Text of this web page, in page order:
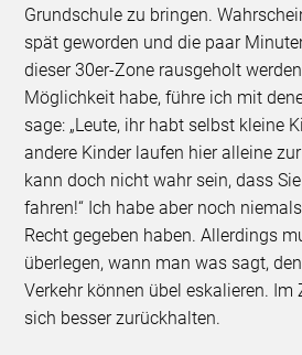
Grundschule zu bringen.
spät geworden und die paar
dieser 30er-Zone rausgeholt
Möglichkeit habe, führe ich mit
sage: „Leute, ihr habt selbst kleine
andere Kinder laufen hier alleine
kann doch nicht wahr sein, dass Sie
fahren!“ Ich habe aber noch
Recht gegeben haben. Allerdings
überlegen, wann man was sagt,
Verkehr können übel eskalieren.
sich besser zurückhalten.